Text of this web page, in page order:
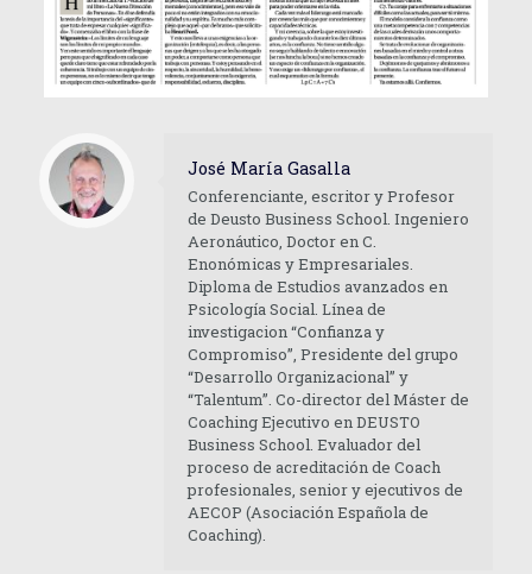
José María Gasalla
Conferenciante, escritor y Profesor
de Deusto Business School. Ingeniero
Aeronáutico, Doctor en C.
Enonómicas y Empresariales.
Diploma de Estudios avanzados en
Psicología Social. Línea de
investigacion “Confianza y
Compromiso”, Presidente del grupo
“Desarrollo Organizacional” y
“Talentum”. Co-director del Máster de
Coaching Ejecutivo en DEUSTO
Business School. Evaluador del
proceso de acreditación de Coach
profesionales, senior y ejecutivos de
AECOP (Asociación Española de
Coaching).